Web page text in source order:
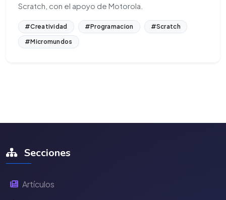
Scratch, con el apoyo de Motorola.
#Creatividad #Programacion
#Scratch
#Micromundos
Secciones
Artículos